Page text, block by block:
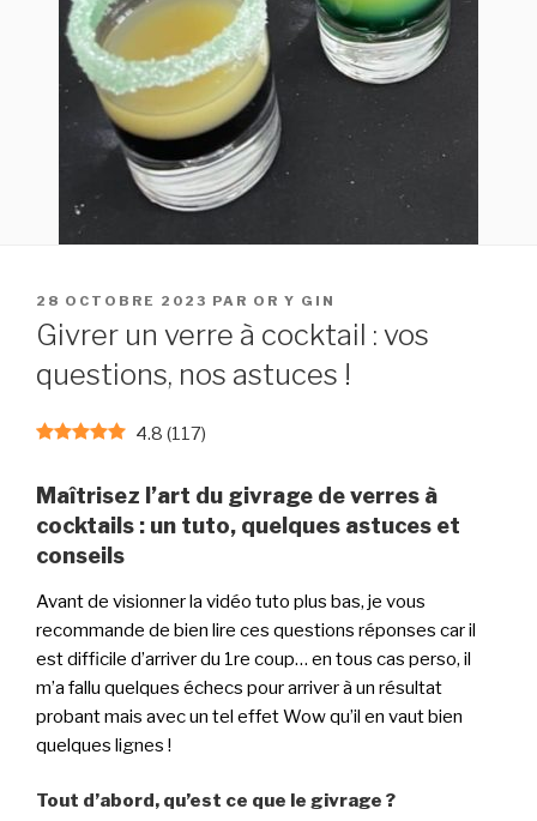
PUBLIÉ
LE
28 OCTOBRE 2023 PAR OR Y GIN
Givrer un verre à cocktail : vos
questions, nos astuces !
4.8 (117)
Maîtrisez l’art du givrage de verres à
cocktails : un tuto, quelques astuces et
conseils
Avant de visionner la vidéo tuto plus bas, je vous
recommande de bien lire ces questions réponses car il
est difficile d’arriver du 1re coup… en tous cas perso, il
m’a fallu quelques échecs pour arriver à un résultat
probant mais avec un tel effet Wow qu’il en vaut bien
quelques lignes !
Tout d’abord, qu’est ce que le givrage ?